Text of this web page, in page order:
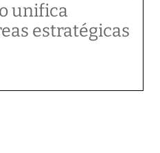
unifica
estratégicas